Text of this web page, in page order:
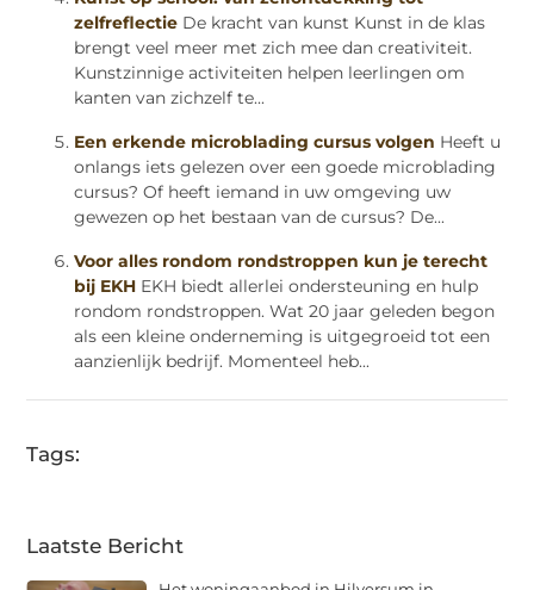
zelfreflectie De kracht van kunst Kunst in de klas
brengt veel meer met zich mee dan creativiteit.
Kunstzinnige activiteiten helpen leerlingen om
kanten van zichzelf te...
Een erkende microblading cursus volgen Heeft u
onlangs iets gelezen over een goede microblading
cursus? Of heeft iemand in uw omgeving uw
gewezen op het bestaan van de cursus? De...
Voor alles rondom rondstroppen kun je terecht
bij EKH EKH biedt allerlei ondersteuning en hulp
rondom rondstroppen. Wat 20 jaar geleden begon
als een kleine onderneming is uitgegroeid tot een
aanzienlijk bedrijf. Momenteel heb...
Tags:
Laatste Bericht